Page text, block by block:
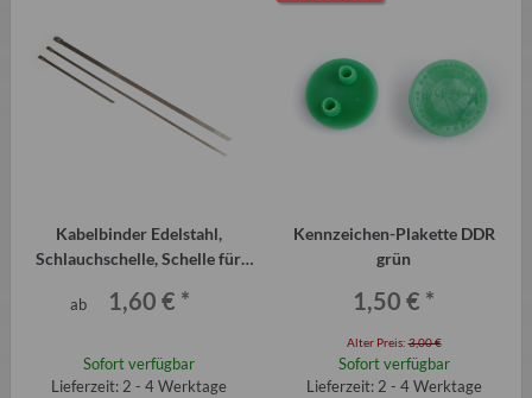
Kabelbinder Edelstahl,
Schlauchschelle, Schelle für
ab 1,60 € *
Sofort verfügbar
Lieferzeit: 2 - 4 Werktage
Kennzeichen-Plakette DDR
grün
1,50 € *
Alter Preis:3,00 €
Sofort verfügbar
Lieferzeit: 2 - 4 Werktage